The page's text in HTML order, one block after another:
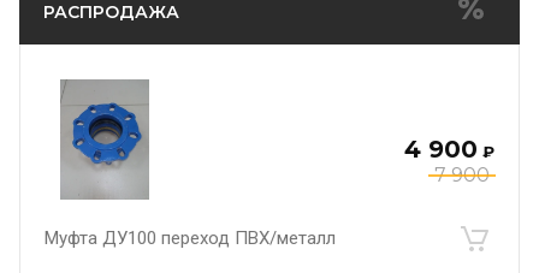
РАСПРОДАЖА
7 900
4 900 ₽
Муфта ДУ100 переход ПВХ/металл